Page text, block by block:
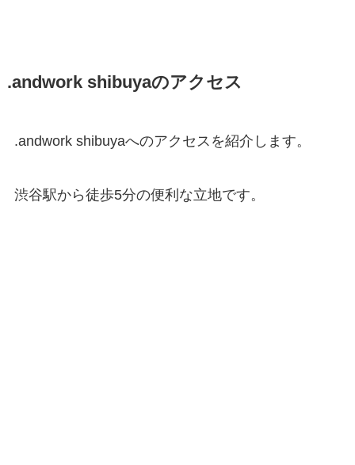
.andwork shibuyaのアクセス
.andwork shibuyaへのアクセスを紹介します。
渋谷駅から徒歩5分の便利な立地です。